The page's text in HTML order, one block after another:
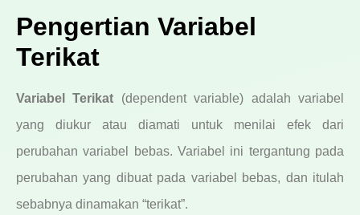
Pengertian Variabel
Terikat
Variabel Terikat (dependent variable) adalah variabel
yang diukur atau diamati untuk menilai efek dari
perubahan variabel bebas. Variabel ini tergantung pada
perubahan yang dibuat pada variabel bebas, dan itulah
sebabnya dinamakan “terikat”.